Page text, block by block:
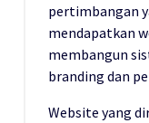
pertimbangan
mendapatkan
membangun
branding dan
Website yang